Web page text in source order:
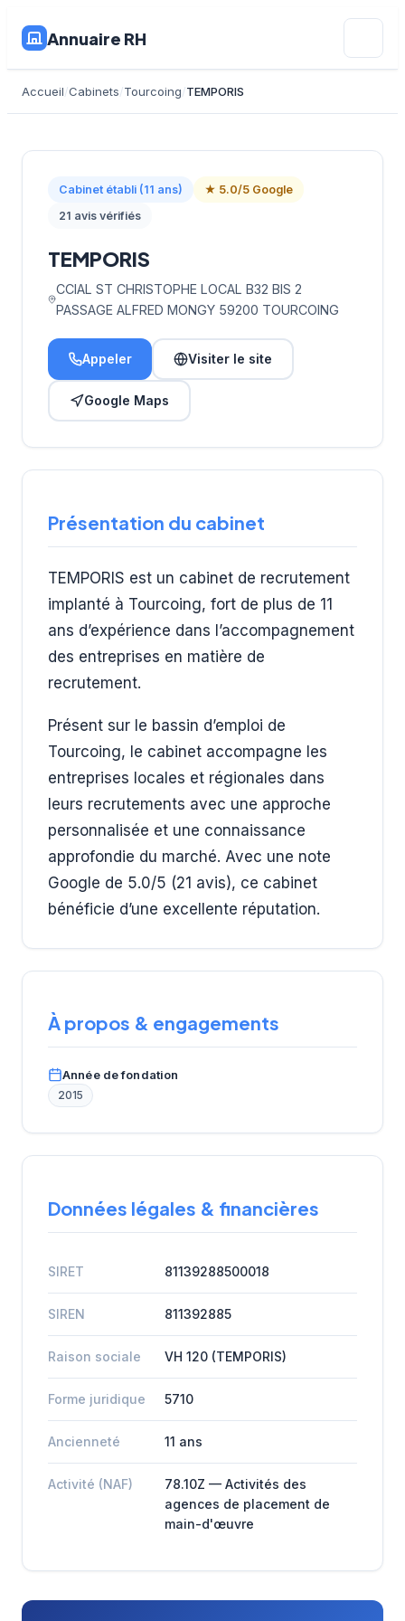
Annuaire RH
Accueil Cabinets Tourcoing TEMPORIS
Cabinet établi (11 ans)
★ 5.0/5 Google
21 avis vérifiés
TEMPORIS
CCIAL ST CHRISTOPHE LOCAL B32 BIS 2
PASSAGE ALFRED MONGY 59200 TOURCOING
Appeler Visiter le site
Google Maps
Présentation du cabinet
TEMPORIS est un cabinet de recrutement
implanté à Tourcoing, fort de plus de 11
ans d’expérience dans l’accompagnement
des entreprises en matière de
recrutement.
Présent sur le bassin d’emploi de
Tourcoing, le cabinet accompagne les
entreprises locales et régionales dans
leurs recrutements avec une approche
personnalisée et une connaissance
approfondie du marché. Avec une note
Google de 5.0/5 (21 avis), ce cabinet
bénéficie d’une excellente réputation.
À propos & engagements
Année de fondation
2015
Données légales & financières
SIRET 81139288500018
SIREN 811392885
Raison sociale VH 120 (TEMPORIS)
Forme juridique 5710
Ancienneté 11 ans
Activité (NAF)
78.10Z — Activités des
agences de placement de
main-d'œuvre